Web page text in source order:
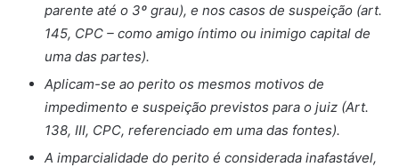
parente até o 3º grau), e nos casos de suspeição (art.
145, CPC – como amigo íntimo ou inimigo capital de
uma das partes).
Aplicam-se ao perito os mesmos motivos de
impedimento e suspeição previstos para o juiz (Art.
138, III, CPC, referenciado em uma das fontes).
A imparcialidade do perito é considerada inafastável,